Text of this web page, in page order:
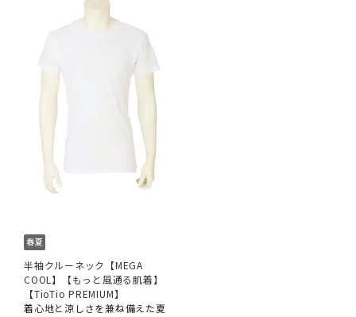
半袖クルーネック【MEGA
COOL】【もっと風通る肌着】
【TioTio PREMIUM】
着心地と涼しさを兼ね備えた夏